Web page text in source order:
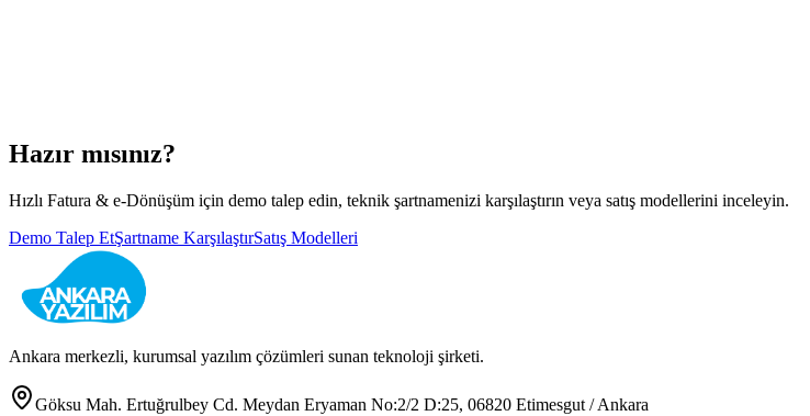
Hazır mısınız?
Hızlı Fatura & e-Dönüşüm için demo talep edin, teknik şartnamenizi karşılaştırın veya satış modellerini inceleyin.
Demo Talep EtŞartname KarşılaştırSatış Modelleri
Ankara merkezli, kurumsal yazılım çözümleri sunan teknoloji şirketi.
Göksu Mah. Ertuğrulbey Cd. Meydan Eryaman No:2/2 D:25, 06820 Etimesgut / Ankara